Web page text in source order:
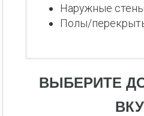
Наружные стены
Полы/
ВЫБЕРИТЕ